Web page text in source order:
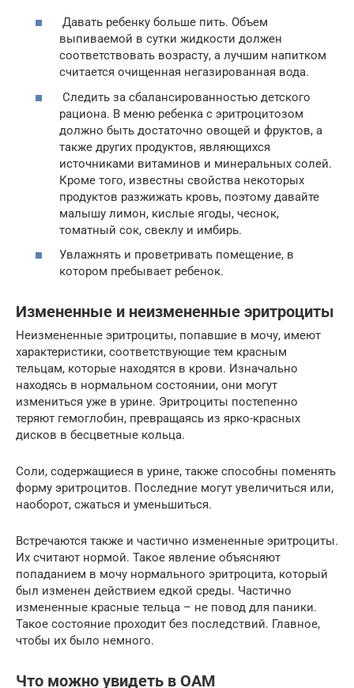
Давать ребенку больше пить. Объем
выпиваемой в сутки жидкости должен
соответствовать возрасту, а лучшим напитком
считается очищенная негазированная вода.
Следить за сбалансированностью детского
рациона. В меню ребенка с эритроцитозом
должно быть достаточно овощей и фруктов, а
также других продуктов, являющихся
источниками витаминов и минеральных солей.
Кроме того, известны свойства некоторых
продуктов разжижать кровь, поэтому давайте
малышу лимон, кислые ягоды, чеснок,
томатный сок, свеклу и имбирь.
Увлажнять и проветривать помещение, в
котором пребывает ребенок.
Измененные и неизмененные эритроциты
Неизмененные эритроциты, попавшие в мочу, имеют
характеристики, соответствующие тем красным
тельцам, которые находятся в крови. Изначально
находясь в нормальном состоянии, они могут
измениться уже в урине. Эритроциты постепенно
теряют гемоглобин, превращаясь из ярко-красных
дисков в бесцветные кольца.
Соли, содержащиеся в урине, также способны поменять
форму эритроцитов. Последние могут увеличиться или,
наоборот, сжаться и уменьшиться.
Встречаются также и частично измененные эритроциты.
Их считают нормой. Такое явление объясняют
попаданием в мочу нормального эритроцита, который
был изменен действием едкой среды. Частично
измененные красные тельца – не повод для паники.
Такое состояние проходит без последствий. Главное,
чтобы их было немного.
Что можно увидеть в ОАМ